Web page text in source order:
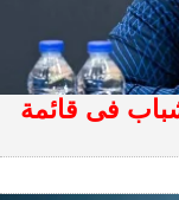
فى قائمة